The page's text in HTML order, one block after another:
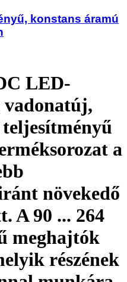
konstans áramú
LED-
vadonatúj,
a
növekedő
A 90 ... 264
meghajtók
részének